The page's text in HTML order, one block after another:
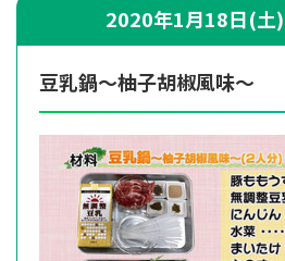
2020年1月18日(土
豆乳鍋～柚子胡椒風味～